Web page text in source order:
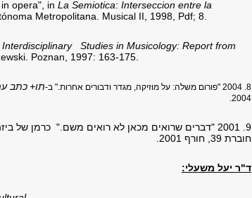
in opera", in La Semiotica: Interseccion entre la
Metropolitana. Musical II, 1998, Pdf; 8.
Interdisciplinary Studies in Musicology: Report from
Poznan, 1997: 163-175.
8. 2004 "פורום משלה: על מוזיקה, מגדר ודבורים אחרות." ב- תו+כתב
2004.
9. 2001 "דברים שרואים מכאן לא רואים משם." כרמן
חוברת 39, חורף 2001.
ד"ר יעל משעלי: